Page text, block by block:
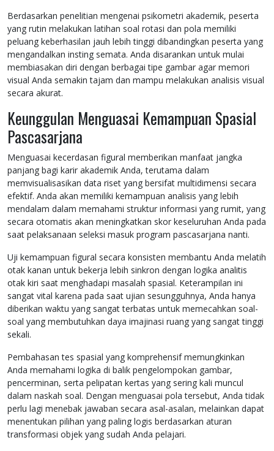
Berdasarkan penelitian mengenai psikometri akademik, peserta
yang rutin melakukan latihan soal rotasi dan pola memiliki
peluang keberhasilan jauh lebih tinggi dibandingkan peserta yang
mengandalkan insting semata. Anda disarankan untuk mulai
membiasakan diri dengan berbagai tipe gambar agar memori
visual Anda semakin tajam dan mampu melakukan analisis visual
secara akurat.
Keunggulan Menguasai Kemampuan Spasial
Pascasarjana
Menguasai kecerdasan figural memberikan manfaat jangka
panjang bagi karir akademik Anda, terutama dalam
memvisualisasikan data riset yang bersifat multidimensi secara
efektif. Anda akan memiliki kemampuan analisis yang lebih
mendalam dalam memahami struktur informasi yang rumit, yang
secara otomatis akan meningkatkan skor keseluruhan Anda pada
saat pelaksanaan seleksi masuk program pascasarjana nanti.
Uji kemampuan figural secara konsisten membantu Anda melatih
otak kanan untuk bekerja lebih sinkron dengan logika analitis
otak kiri saat menghadapi masalah spasial. Keterampilan ini
sangat vital karena pada saat ujian sesungguhnya, Anda hanya
diberikan waktu yang sangat terbatas untuk memecahkan soal-
soal yang membutuhkan daya imajinasi ruang yang sangat tinggi
sekali.
Pembahasan tes spasial yang komprehensif memungkinkan
Anda memahami logika di balik pengelompokan gambar,
pencerminan, serta pelipatan kertas yang sering kali muncul
dalam naskah soal. Dengan menguasai pola tersebut, Anda tidak
perlu lagi menebak jawaban secara asal-asalan, melainkan dapat
menentukan pilihan yang paling logis berdasarkan aturan
transformasi objek yang sudah Anda pelajari.